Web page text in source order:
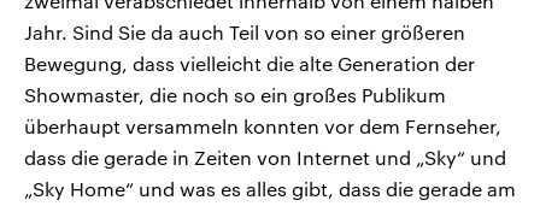
Jahr. Sind Sie da auch Teil von so einer größeren
Bewegung, dass vielleicht die alte Generation der
Showmaster, die noch so ein großes Publikum
überhaupt versammeln konnten vor dem Fernseher,
dass die gerade in Zeiten von Internet und „Sky“ und
„Sky Home“ und was es alles gibt, dass die gerade am